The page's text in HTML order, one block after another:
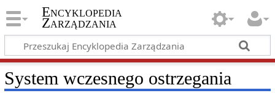
Encyklopedia
Zarządzania
System wczesnego ostrzegania